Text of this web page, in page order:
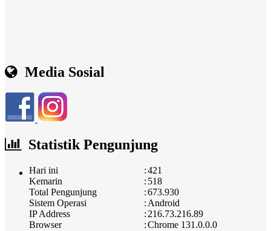
Media Sosial
Statistik Pengunjung
Hari ini :421
Kemarin
: 518
Total Pengunjung
:673.930
Sistem Operasi
: Android
IP Address
: 216.73.216.89
Browser
:Chrome 131.0.0.0